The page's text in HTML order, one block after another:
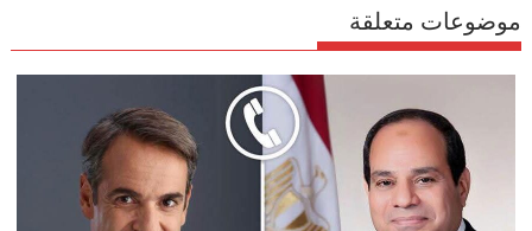
موضوعات متعلقة